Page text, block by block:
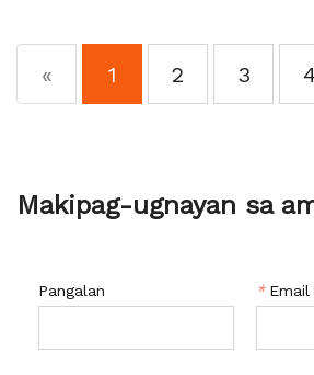
« 1 2 3 4
Makipag-ugnayan sa
Pangalan * Email